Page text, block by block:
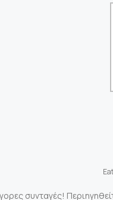
συνταγές!